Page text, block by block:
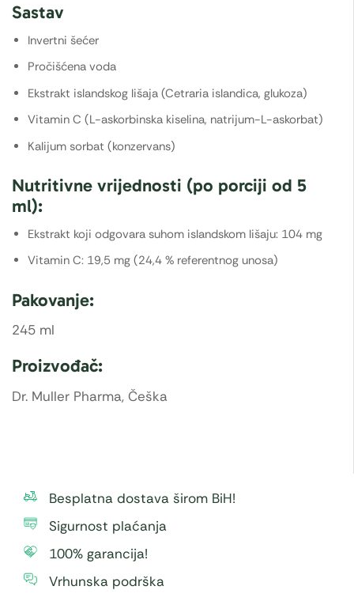
Sastav
Invertni šećer
Pročišćena voda
Ekstrakt islandskog lišaja (Cetraria islandica, glukoza)
Vitamin C (L-askorbinska kiselina, natrijum-L-askorbat)
Kalijum sorbat (konzervans)
Nutritivne vrijednosti (po porciji od 5
ml):
Ekstrakt koji odgovara suhom islandskom lišaju: 104 mg
Vitamin C: 19,5 mg (24,4 % referentnog unosa)
Pakovanje:
245 ml
Proizvođač:
Dr. Muller Pharma, Češka
Besplatna dostava širom BiH!
Sigurnost plaćanja
100% garancija!
Vrhunska podrška